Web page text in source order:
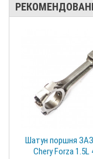
Шатун поршня
Chery Forza 1.5L